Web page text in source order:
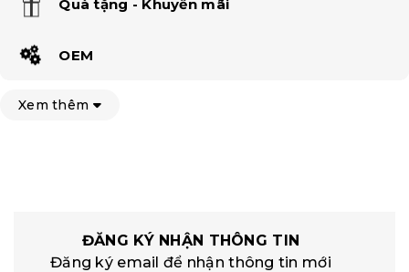
Quà tặng - Khuyến mãi
OEM
Xem thêm
ĐĂNG KÝ NHẬN THÔNG TIN
Đăng ký email để nhận thông tin mới